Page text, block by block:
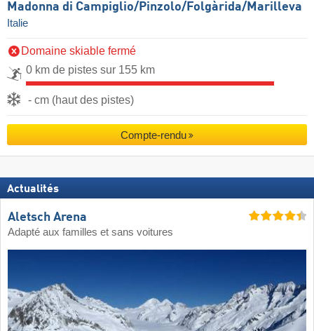
Madonna di Campiglio/​Pinzolo/​Folgàrida/​Marilleva
Italie
Domaine skiable fermé
0 km de pistes sur 155 km
- cm (haut des pistes)
Compte-rendu
Actualités
Aletsch Arena
Adapté aux familles et sans voitures